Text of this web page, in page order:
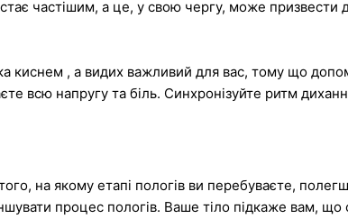
частішим, а це, у свою чергу, може призвести
киснем , а видих важливий для вас, тому що
всю напругу та біль. Синхронізуйте ритм
на якому етапі пологів ви перебуваєте,
процес пологів. Ваше тіло підкаже вам, що